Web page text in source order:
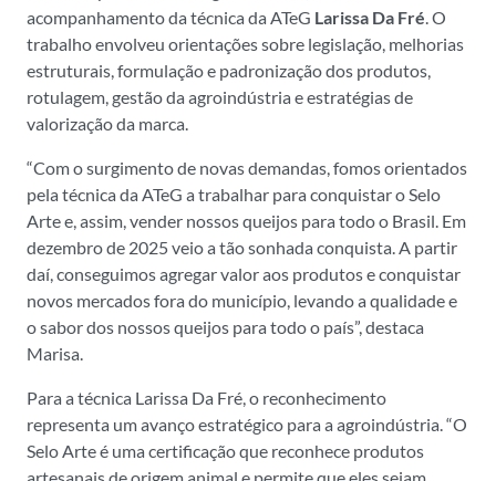
acompanhamento da técnica da ATeG Larissa Da Fré. O
trabalho envolveu orientações sobre legislação, melhorias
estruturais, formulação e padronização dos produtos,
rotulagem, gestão da agroindústria e estratégias de
valorização da marca.
“Com o surgimento de novas demandas, fomos orientados
pela técnica da ATeG a trabalhar para conquistar o Selo
Arte e, assim, vender nossos queijos para todo o Brasil. Em
dezembro de 2025 veio a tão sonhada conquista. A partir
daí, conseguimos agregar valor aos produtos e conquistar
novos mercados fora do município, levando a qualidade e
o sabor dos nossos queijos para todo o país”, destaca
Marisa.
Para a técnica Larissa Da Fré, o reconhecimento
representa um avanço estratégico para a agroindústria. “O
Selo Arte é uma certificação que reconhece produtos